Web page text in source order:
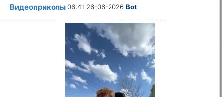
Видеоприколы06:41 26-06-2026Bot